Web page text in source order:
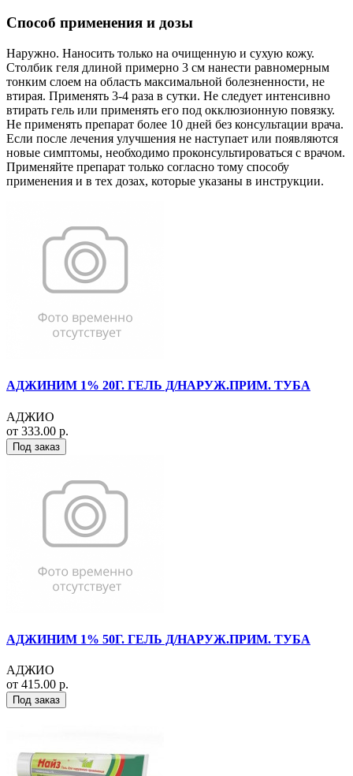
Способ применения и дозы
Наружно. Наносить только на очищенную и сухую кожу.
Столбик геля длиной примерно 3 см нанести равномерным
тонким слоем на область максимальной болезненности, не
втирая. Применять 3-4 раза в сутки. Не следует интенсивно
втирать гель или применять его под окклюзионную повязку.
Не применять препарат более 10 дней без консультации врача.
Если после лечения улучшения не наступает или появляются
новые симптомы, необходимо проконсультироваться с врачом.
Применяйте препарат только согласно тому способу
применения и в тех дозах, которые указаны в инструкции.
АДЖИНИМ 1% 20Г. ГЕЛЬ Д/НАРУЖ.ПРИМ. ТУБА
АДЖИО
от 333.00 р.
Под заказ
АДЖИНИМ 1% 50Г. ГЕЛЬ Д/НАРУЖ.ПРИМ. ТУБА
АДЖИО
от 415.00 р.
Под заказ